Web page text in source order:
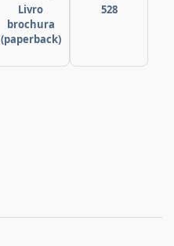
Livro
brochura
(paperback)
528